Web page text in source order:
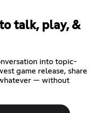
talk, play, &
into topic-
game release, share
— without